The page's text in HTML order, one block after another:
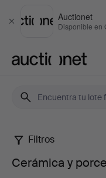
Cerrar
Auctionet
Disponible en
Cerámica
Filtros
Cerámica y